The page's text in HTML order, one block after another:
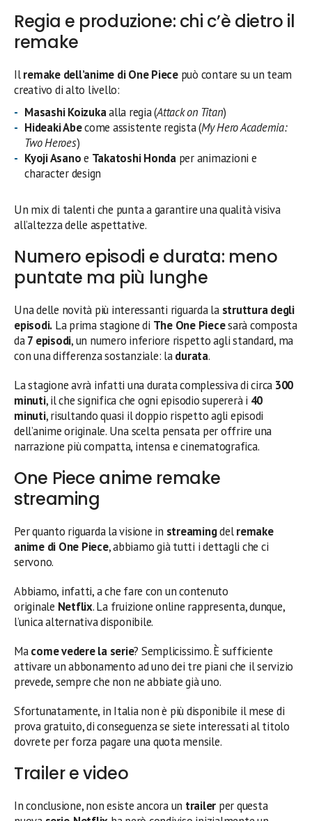
Regia e produzione: chi c’è dietro il
remake
Ilremake dell’anime di One Piecepuò contare su un team
creativo di alto livello:
Masashi Koizukaalla regia (Attack on Titan)
Hideaki Abecome assistente regista (My Hero Academia:
Two Heroes)
Kyoji Asanoe Takatoshi Hondaper animazioni e
character design
Un mix di talenti che punta a garantire una qualità visiva
all’altezza delle aspettative.
Numero episodi e durata: meno
puntate ma più lunghe
Una delle novità più interessanti riguarda lastruttura degli
episodi. La prima stagione di The One Piecesarà composta
da7 episodi, un numero inferiore rispetto agli standard, ma
con una differenza sostanziale: ladurata.
La stagione avrà infatti una durata complessiva di circa 300
minuti, il che significa che ogni episodio supererà i 40
minuti, risultando quasi il doppio rispetto agli episodi
dell’anime originale. Una scelta pensata per offrire una
narrazione più compatta, intensa e cinematografica.
One Piece anime remake
streaming
Per quanto riguarda la visione in streamingdelremake
anime di One Piece, abbiamo già tutti i dettagli che ci
servono.
Abbiamo, infatti, a che fare con un contenuto
originale Netflix. La fruizione online rappresenta, dunque,
l’unica alternativa disponibile.
Macome vedere la serie? Semplicissimo. È sufficiente
attivare un abbonamento ad uno dei tre piani che il servizio
prevede, sempre che non ne abbiate già uno.
Sfortunatamente, in Italia non è più disponibile il mese di
prova gratuito, di conseguenza se siete interessati al titolo
dovrete per forza pagare una quota mensile.
Trailer e video
In conclusione, non esiste ancora un trailer per questa